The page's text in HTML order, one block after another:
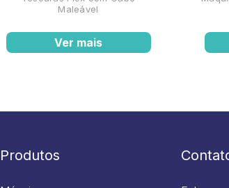
Maleável
Ver mais
Produtos